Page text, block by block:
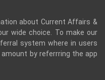
about Current Affairs &
wide choice. To make our
system where in users
by referrring the app